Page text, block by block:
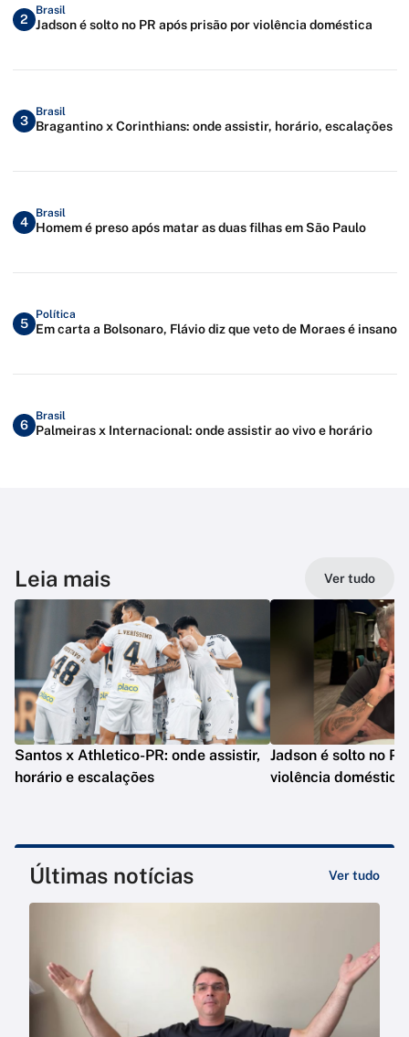
2
Brasil
Jadson é solto no PR após prisão por violência doméstica
3
Brasil
Bragantino x Corinthians: onde assistir, horário, escalações
4
Brasil
Homem é preso após matar as duas filhas em São Paulo
5
Política
Em carta a Bolsonaro, Flávio diz que veto de Moraes é insano
6
Brasil
Palmeiras x Internacional: onde assistir ao vivo e horário
Leia mais Ver tudo
Santos x Athletico-PR: onde assistir,
horário e escalações
Jadson é solto no
violência doméstica
Últimas notícias Ver tudo